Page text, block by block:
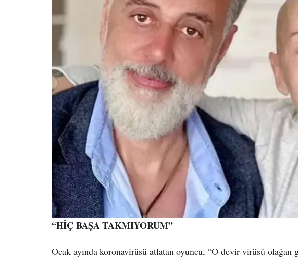
“HİÇ BAŞA TAKMIYORUM”
Ocak ayında koronavirüsü atlatan oyuncu, “O devir virüsü olağan